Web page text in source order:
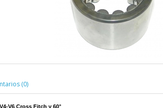
(0)
V6 Cross Fitch y 60°